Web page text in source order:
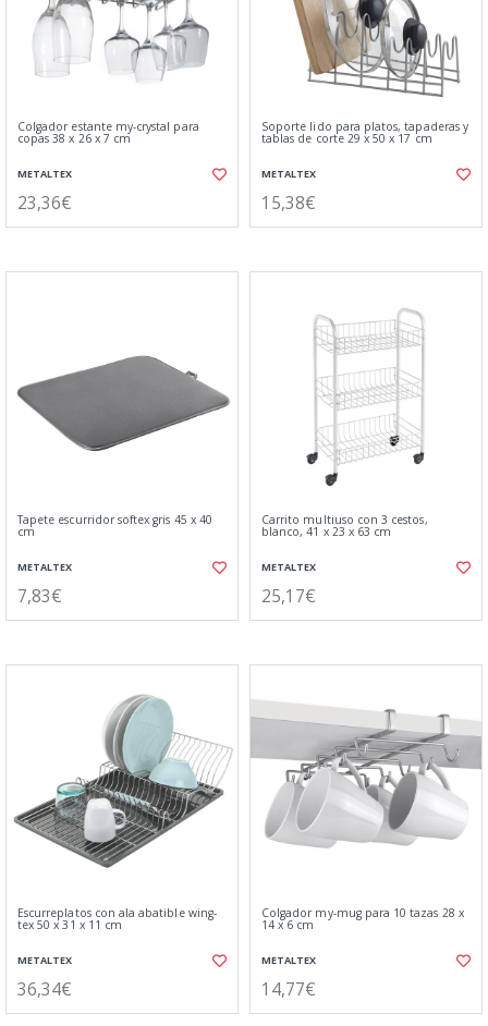
Colgador estante my-crystal para
copas 38 x 26 x 7 cm
METALTEX
23,36€
Soporte lido para platos, tapaderas y
tablas de corte 29 x 50 x 17 cm
METALTEX
15,38€
Tapete escurridor softex gris 45 x 40
cm
METALTEX
7,83€
Carrito multiuso con 3 cestos,
blanco, 41 x 23 x 63 cm
METALTEX
25,17€
Escurreplatos con ala abatible wing-
tex 50 x 31 x 11 cm
METALTEX
36,34€
Colgador my-mug para 10 tazas 28 x
14 x 6 cm
METALTEX
14,77€